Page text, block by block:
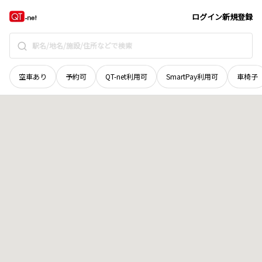
ログイン新規登録
空車あり 予約可 QT-net利用可 SmartPay利用可 車椅子
山口県